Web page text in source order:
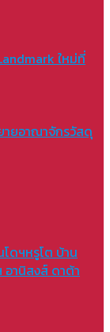
ใหม่ที่
ายอาณาจักรวัสดุ
ดฯหรูโต บ้าน
านิสงส์ ดาต้า